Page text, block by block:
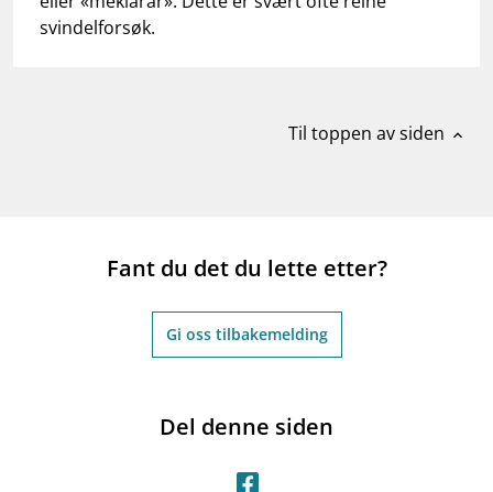
svindelforsøk.
Til toppen av siden expand_less
Fant du det du lette etter?
Gi oss tilbakemelding
Del denne siden